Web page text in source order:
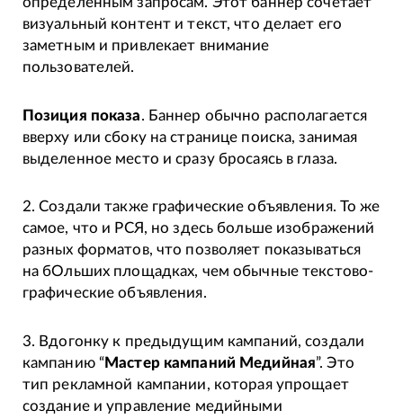
визуальный контент и текст, что делает его
заметным и привлекает внимание
пользователей.
Позиция показа. Баннер обычно располагается
вверху или сбоку на странице поиска, занимая
выделенное место и сразу бросаясь в глаза.
2. Создали также графические объявления. То же
самое, что и РСЯ, но здесь больше изображений
разных форматов, что позволяет показываться
на бОльших площадках, чем обычные текстово-
графические объявления.
3. Вдогонку к предыдущим кампаний, создали
кампанию “ Мастер кампаний Медийная”. Это
тип рекламной кампании, которая упрощает
создание и управление медийными